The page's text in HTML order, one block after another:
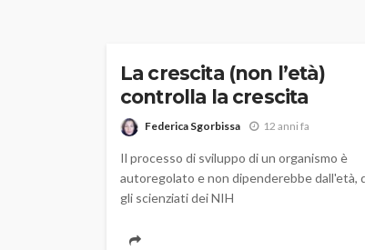
La crescita (non l’età)
controlla la crescita
Federica Sgorbissa 12 anni fa
Il processo di sviluppo di un organismo è
autoregolato e non dipenderebbe dall'età,
gli scienziati dei NIH